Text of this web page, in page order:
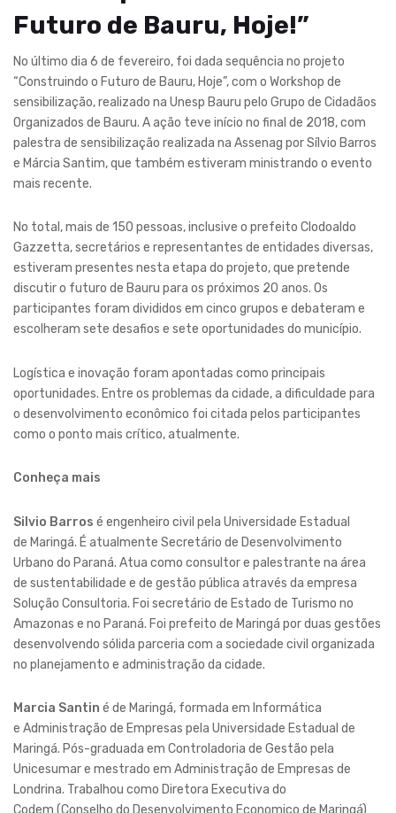
Futuro de Bauru, Hoje!”
No último dia 6 de fevereiro, foi dada sequência no projeto
“Construindo o Futuro de Bauru, Hoje”, com o Workshop de
sensibilização, realizado na Unesp Bauru pelo Grupo de Cidadãos
Organizados de Bauru. A ação teve início no final de 2018, com
palestra de sensibilização realizada na Assenag por Sílvio Barros
e Márcia Santim, que também estiveram ministrando o evento
mais recente.
No total, mais de 150 pessoas, inclusive o prefeito Clodoaldo
Gazzetta, secretários e representantes de entidades diversas,
estiveram presentes nesta etapa do projeto, que pretende
discutir o futuro de Bauru para os próximos 20 anos. Os
participantes foram divididos em cinco grupos e debateram e
escolheram sete desafios e sete oportunidades do município.
Logística e inovação foram apontadas como principais
oportunidades. Entre os problemas da cidade, a dificuldade para
o desenvolvimento econômico foi citada pelos participantes
como o ponto mais crítico, atualmente.
Conheça mais
Silvio Barros é engenheiro civil pela Universidade Estadual
de Maringá. É atualmente Secretário de Desenvolvimento
Urbano do Paraná. Atua como consultor e palestrante na área
de sustentabilidade e de gestão pública através da empresa
Solução Consultoria. Foi secretário de Estado de Turismo no
Amazonas e no Paraná. Foi prefeito de Maringá por duas gestões
desenvolvendo sólida parceria com a sociedade civil organizada
no planejamento e administração da cidade.
Marcia Santin é de Maringá, formada em Informática
e Administração de Empresas pela Universidade Estadual de
Maringá. Pós-graduada em Controladoria de Gestão pela
Unicesumar e mestrado em Administração de Empresas de
Londrina. Trabalhou como Diretora Executiva do
Codem (Conselho do Desenvolvimento Economico de Maringá)